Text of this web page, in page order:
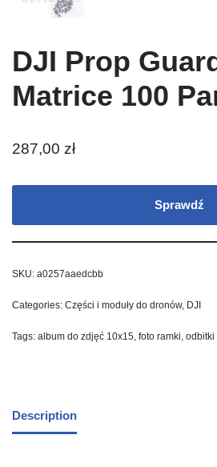
DJI Prop
Matrice 100
287,00 zł
Sprawdź
SKU: a0257aaedcbb
Categories: Części i moduły do dronów, DJI
Tags: album do zdjęć 10x15 foto ramki odbitki
Description